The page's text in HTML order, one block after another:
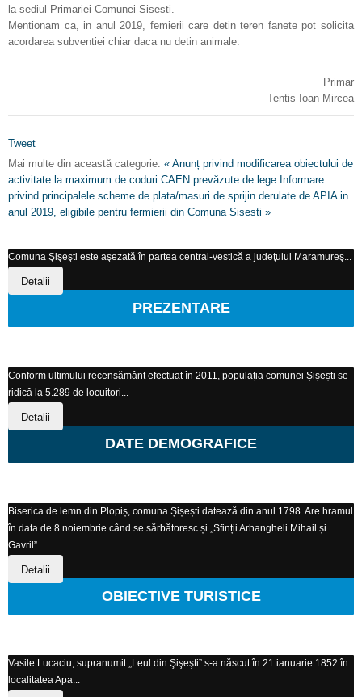
la sediul Primariei Comunei Sisesti.
Mentionam ca, in anul 2019, femierii care detin teren fanete pot solicita
acordarea subventiei chiar daca nu detin animale.
Primar
Tentis Ioan Mircea
Tweet
Mai multe din această categorie: « Anunț privind modificarea obiectului de
activitate la maximum de coduri CAEN prevăzute de lege Informare
privind principalele scheme de plata/masuri de sprijin derulate de APIA in
anul 2019, eligibile pentru fermierii din Comuna Sisesti »
Comuna Şişeşti este aşezată în partea central-vestică a judeţului Maramureş...
Detalii
PREZENTARE
Conform ultimului recensământ efectuat în 2011, populația comunei Șișești se
ridică la 5.289 de locuitori...
Detalii
DATE DEMOGRAFICE
Biserica de lemn din Plopiș, comuna Șișești datează din anul 1798. Are hramul
în data de 8 noiembrie când se sărbătoresc și „Sfinții Arhangheli Mihail și
Gavril”.
Detalii
OBIECTIVE TURISTICE
Vasile Lucaciu, supranumit „Leul din Şişeşti” s-a născut în 21 ianuarie 1852 în
localitatea Apa...